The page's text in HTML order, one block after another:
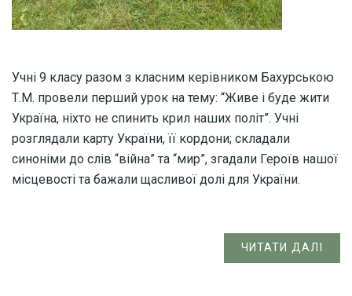
Учні 9 класу разом з класним керівником Бахурською
Т.М. провели перший урок на тему: “Живе і буде жити
Україна, ніхто не спинить крил наших політ”. Учні
розглядали карту України, її кордони; складали
синоніми до слів “війна” та “мир”, згадали Героїв нашої
місцевості та бажали щасливої долі для України.
ЧИТАТИ ДАЛІ